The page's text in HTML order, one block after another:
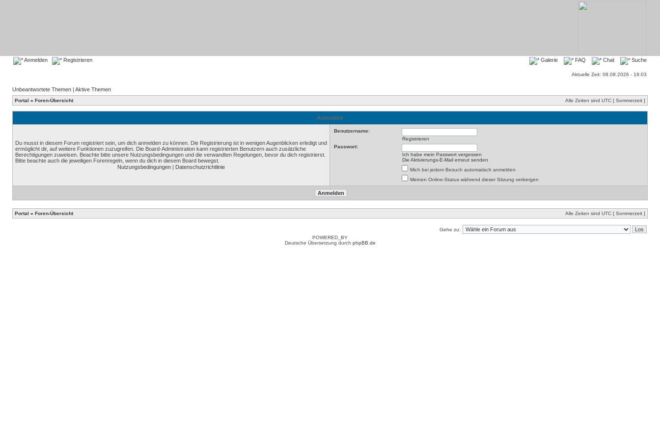
Anmelden Registrieren Galerie FAQ Chat Suche
Aktuelle Zeit: 08.08.2026 - 18:03
Unbeantwortete Themen | Aktive Themen
Portal » Foren-Übersicht Alle Zeiten sind UTC [ Sommerzeit ]
Anmelden
Du musst in diesem Forum registriert sein, um dich anmelden zu können. Die Registrierung ist in wenigen Augenblicken erledigt und
ermöglicht dir, auf weitere Funktionen zuzugreifen. Die Board-Administration kann registrierten Benutzern auch zusätzliche
Berechtigungen zuweisen. Beachte bitte unsere Nutzungsbedingungen und die verwandten Regelungen, bevor du dich registrierst.
Bitte beachte auch die jeweiligen Forenregeln, wenn du dich in diesem Board bewegst.
Nutzungsbedingungen | Datenschutzrichtlinie
Benutzername:
Registrieren
Passwort:
Ich habe mein Passwort vergessen
Die Aktivierungs-E-Mail erneut senden
Mich bei jedem Besuch automatisch anmelden
Meinen Online-Status während dieser Sitzung verbergen
Portal » Foren-Übersicht Alle Zeiten sind UTC [ Sommerzeit ]
Gehe zu:
POWERED_BY
Deutsche Übersetzung durch phpBB.de